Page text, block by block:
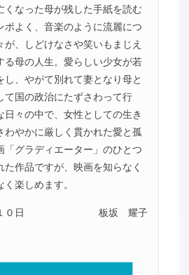
くなった母が残した手紙を読む
ポよく、音楽のように流麗につ
、しどけなさや笑いもまじえ
る母の人生。愛らしい少女が若
し、やがて別れて妻となり母と
て国の政治にたずさわって行
日々の中で、女性としての生き
わやかに厳しく貫かれた愛と孤
「グラディエーター」のひとつ
作品ですが、映画を知らなく
楽しめます。
０日 板坂 耀子